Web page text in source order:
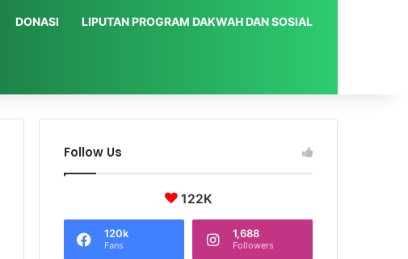
DONASI LIPUTAN PROGRAM DAKWAH DAN SOSIAL
Follow Us
122K
120k
Fans
1,688
Followers